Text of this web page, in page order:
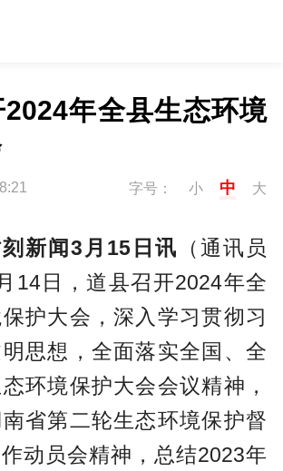
年全县生态环境
字号： 小 中 大
新闻3月15日讯 （通讯员
14日，道县召开2024年全
护大会，深入学习贯彻习
思想，全面落实全国、全
环境保护大会会议精神，
省第二轮生态环境保护督
动员会精神，总结2023年